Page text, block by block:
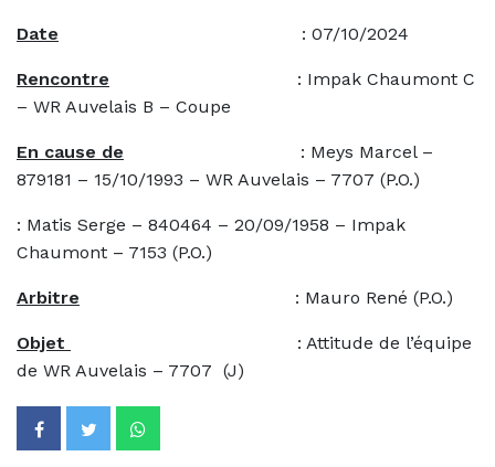
Date : 07/10/2024
Rencontre : Impak Chaumont C
– WR Auvelais B – Coupe
En cause de : Meys Marcel –
879181 – 15/10/1993 – WR Auvelais – 7707 (P.O.)
: Matis Serge – 840464 – 20/09/1958 – Impak
Chaumont – 7153 (P.O.)
Arbitre : Mauro René (P.O.)
Objet
: Attitude de l’équipe
de WR Auvelais – 7707 (J)